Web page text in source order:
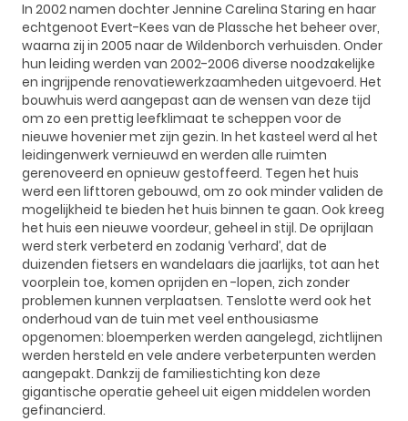
In 2002 namen dochter Jennine Carelina Staring en haar
echtgenoot Evert-Kees van de Plassche het beheer over,
waarna zij in 2005 naar de Wildenborch verhuisden. Onder
hun leiding werden van 2002-2006 diverse noodzakelijke
en ingrijpende renovatiewerkzaamheden uitgevoerd. Het
bouwhuis werd aangepast aan de wensen van deze tijd
om zo een prettig leefklimaat te scheppen voor de
nieuwe hovenier met zijn gezin. In het kasteel werd al het
leidingenwerk vernieuwd en werden alle ruimten
gerenoveerd en opnieuw gestoffeerd. Tegen het huis
werd een lifttoren gebouwd, om zo ook minder validen de
mogelijkheid te bieden het huis binnen te gaan. Ook kreeg
het huis een nieuwe voordeur, geheel in stijl. De oprijlaan
werd sterk verbeterd en zodanig ‘verhard’, dat de
duizenden fietsers en wandelaars die jaarlijks, tot aan het
voorplein toe, komen oprijden en -lopen, zich zonder
problemen kunnen verplaatsen. Tenslotte werd ook het
onderhoud van de tuin met veel enthousiasme
opgenomen: bloemperken werden aangelegd, zichtlijnen
werden hersteld en vele andere verbeterpunten werden
aangepakt. Dankzij de familiestichting kon deze
gigantische operatie geheel uit eigen middelen worden
gefinancierd.